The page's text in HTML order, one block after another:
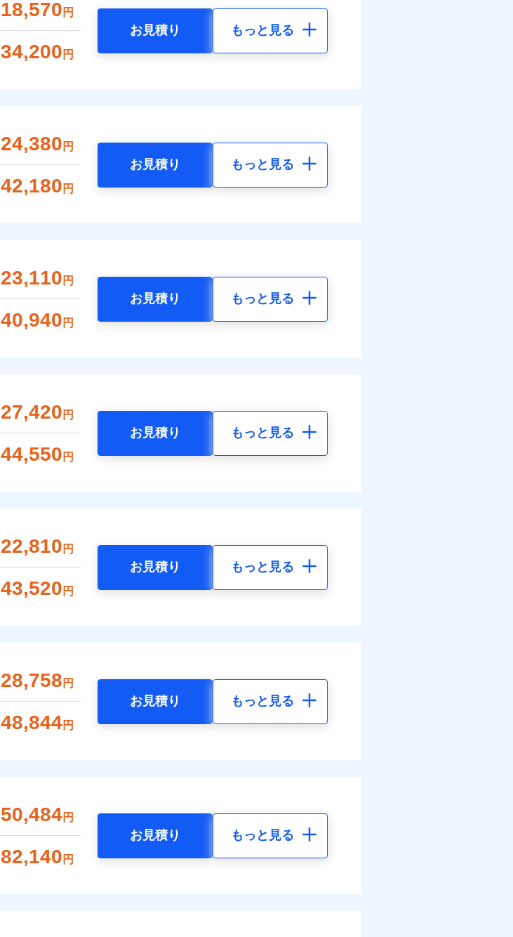
18,570 円
34,200 円
お見積り もっと見る
24,380 円
42,180 円
お見積り もっと見る
23,110 円
40,940 円
お見積り もっと見る
27,420 円
44,550 円
お見積り もっと見る
22,810 円
43,520 円
お見積り もっと見る
28,758 円
48,844円
お見積り もっと見る
50,484円
82,140 円
お見積り もっと見る